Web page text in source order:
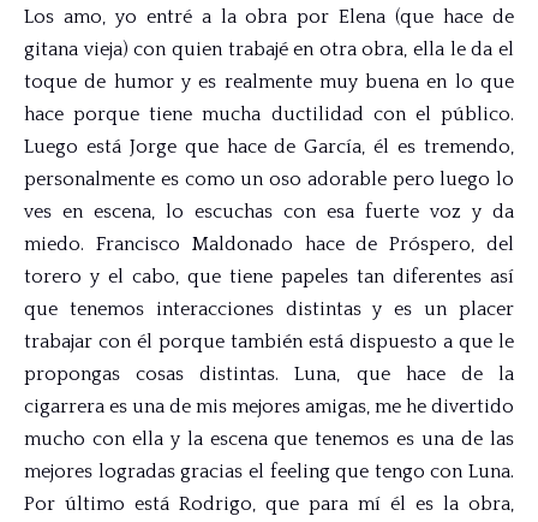
Los amo, yo entré a la obra por Elena (que hace de
gitana vieja) con quien trabajé en otra obra, ella le da el
toque de humor y es realmente muy buena en lo que
hace porque tiene mucha ductilidad con el público.
Luego está Jorge que hace de García, él es tremendo,
personalmente es como un oso adorable pero luego lo
ves en escena, lo escuchas con esa fuerte voz y da
miedo. Francisco Maldonado hace de Próspero, del
torero y el cabo, que tiene papeles tan diferentes así
que tenemos interacciones distintas y es un placer
trabajar con él porque también está dispuesto a que le
propongas cosas distintas. Luna, que hace de la
cigarrera es una de mis mejores amigas, me he divertido
mucho con ella y la escena que tenemos es una de las
mejores logradas gracias el feeling que tengo con Luna.
Por último está Rodrigo, que para mí él es la obra,